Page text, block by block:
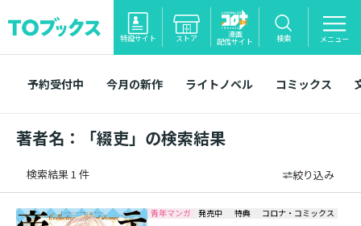
特設サイト ストア 漫画
配信サイト 検索 メニュー
予約受付中 今月の新作 ライトノベル コミックス
著者名：「綴吏」の検索結果
検索結果 1 件 絞り込み
青年マンガ 発売中 特典 コロナ・コミックス